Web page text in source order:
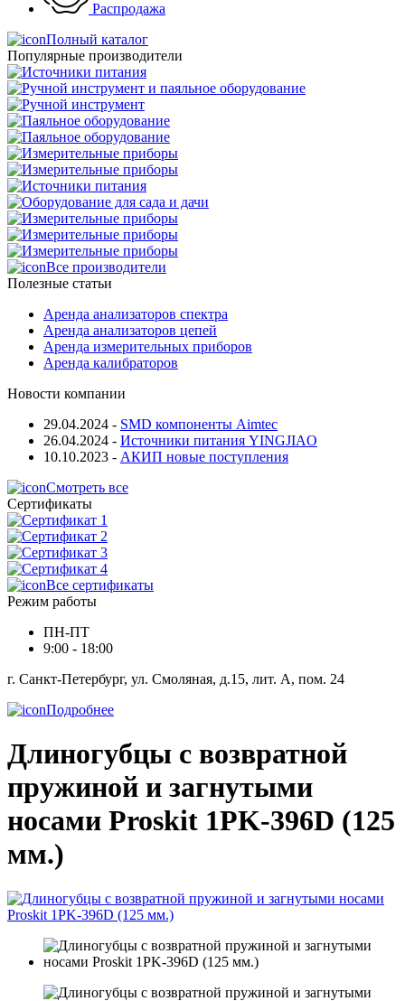
Распродажа
Полный каталог
Популярные производители
Все производители
Полезные статьи
Аренда анализаторов спектра
Аренда анализаторов цепей
Аренда измерительных приборов
Аренда калибраторов
Новости компании
29.04.2024 - SMD компоненты Aimtec
26.04.2024 - Источники питания YINGJIAO
10.10.2023 - АКИП новые поступления
Смотреть все
Сертификаты
Все сертификаты
Режим работы
ПН-ПТ
9:00 - 18:00
г. Санкт-Петербург, ул. Смоляная, д.15, лит. А, пом. 24
Подробнее
Длиногубцы с возвратной
пружиной и загнутыми
носами Proskit 1PK-396D (125
мм.)